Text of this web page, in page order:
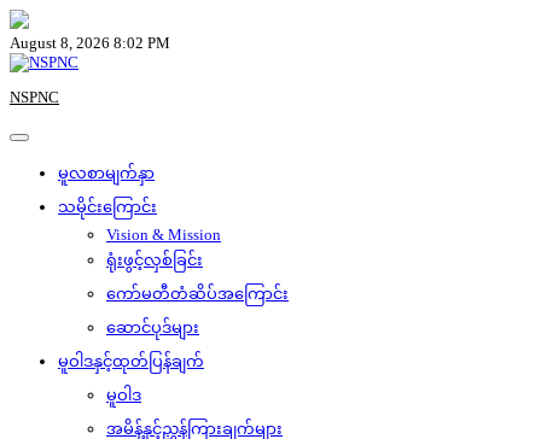
Skip
to
content
August 8, 2026 8:02 PM
NSPNC
မူလစာမျက်နှာ
သမိုင်းကြောင်း
Vision & Mission
ရုံးဖွင့်လှစ်ခြင်း
ကော်မတီတံဆိပ်အကြောင်း
ဆောင်ပုဒ်များ
မူဝါဒနှင့်ထုတ်ပြန်ချက်
မူဝါဒ
အမိန့်နှင့်ညွှန်ကြားချက်များ